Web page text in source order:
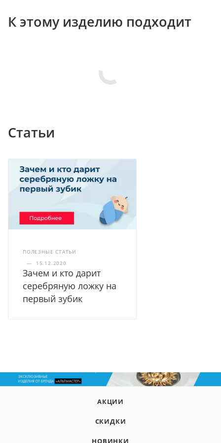
К этому изделию подходит
Статьи
ПОЛЕЗНЫЕ СТАТЬИ
—
15.12.2020
Зачем и кто дарит
серебряную ложку на
первый зубик
АКЦИИ
СКИДКИ
НОВИНКИ